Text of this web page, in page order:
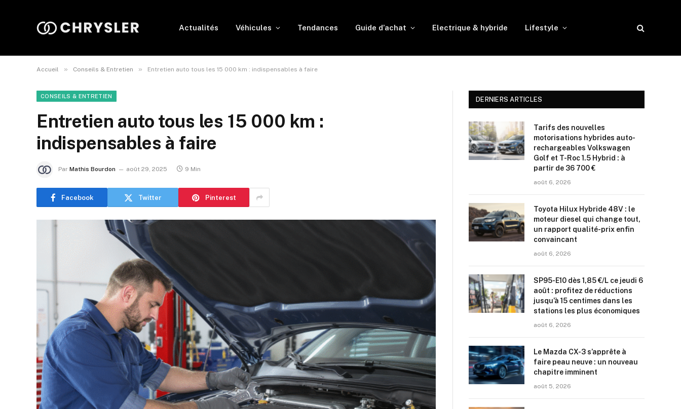
Actualités Véhicules Tendances Guide d’achat Electrique & hybride Lifestyle
Accueil » Conseils & Entretien » Entretien auto tous les 15 000 km : indispensables à faire
CONSEILS & ENTRETIEN
Entretien auto tous les 15 000 km :
indispensables à faire
Par Mathis Bourdon août 29, 2025 9 Min
Facebook Twitter Pinterest
DERNIERS ARTICLES
Tarifs des nouvelles
motorisations hybrides auto-
rechargeables Volkswagen
Golf et T-Roc 1.5 Hybrid : à
partir de 36 700 €
août 6, 2026
Toyota Hilux Hybride 48V : le
moteur diesel qui change tout,
un rapport qualité-prix enfin
convaincant
août 6, 2026
SP95-E10 dès 1,85 €/L ce jeudi 6
août : profitez de réductions
jusqu’à 15 centimes dans les
stations les plus économiques
août 6, 2026
Le Mazda CX-3 s’apprête à
faire peau neuve : un nouveau
chapitre imminent
août 5, 2026